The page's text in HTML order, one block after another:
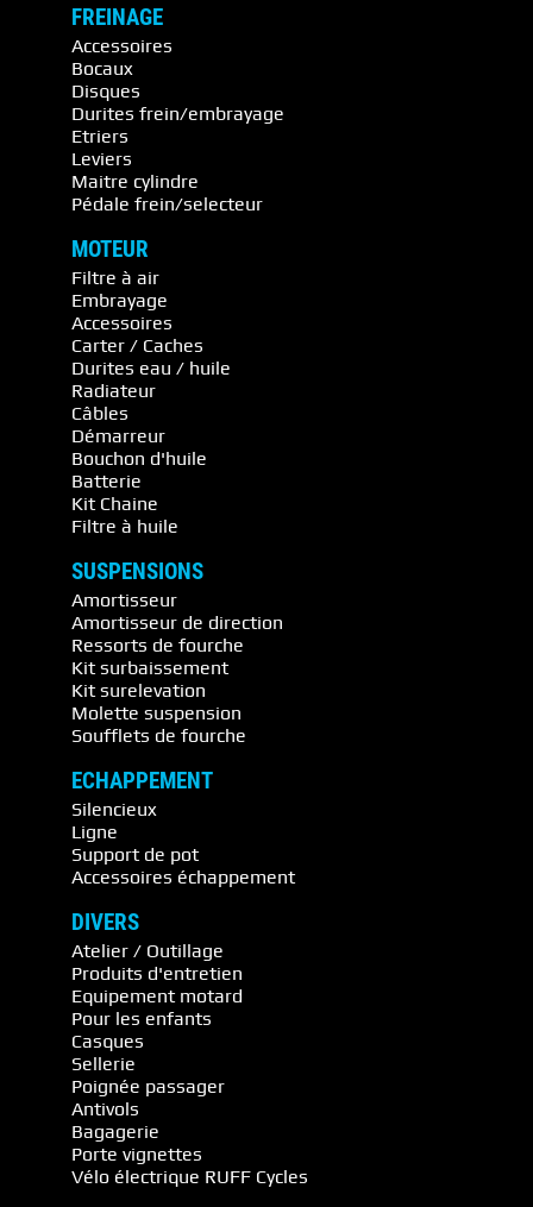
FREINAGE
Accessoires
Bocaux
Disques
Durites frein/embrayage
Etriers
Leviers
Maitre cylindre
Pédale frein/selecteur
MOTEUR
Filtre à air
Embrayage
Accessoires
Carter / Caches
Durites eau / huile
Radiateur
Câbles
Démarreur
Bouchon d'huile
Batterie
Kit Chaine
Filtre à huile
SUSPENSIONS
Amortisseur
Amortisseur de direction
Ressorts de fourche
Kit surbaissement
Kit surelevation
Molette suspension
Soufflets de fourche
ECHAPPEMENT
Silencieux
Ligne
Support de pot
Accessoires échappement
DIVERS
Atelier / Outillage
Produits d'entretien
Equipement motard
Pour les enfants
Casques
Sellerie
Poignée passager
Antivols
Bagagerie
Porte vignettes
Vélo électrique RUFF Cycles